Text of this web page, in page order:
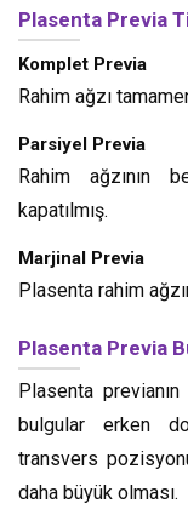
Plasenta Previa
Komplet Previa
Rahim ağzı
Parsiyel Previa
Rahim ağzının
kapatılmış.
Marjinal Previa
Plasenta rahim
Plasenta Previa
Plasenta
bulgular erken
transvers
daha büyük olması.